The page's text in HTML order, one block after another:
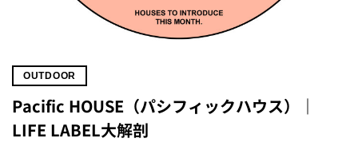
OUTDOOR
Pacific HOUSE（パシフィックハウス）｜
LIFE LABEL大解剖